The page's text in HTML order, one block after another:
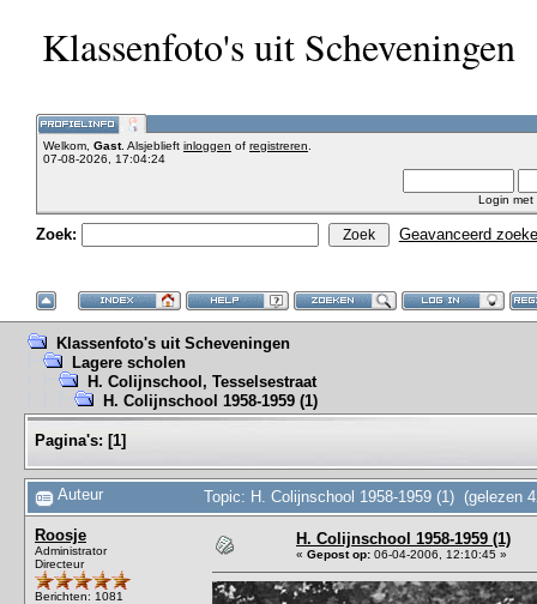
Klassenfoto's uit Scheveningen
Welkom, Gast. Alsjeblieft inloggen of registreren
07-08-2026, 17:04:24
Login met
Zoek: Geavanceerd
Klassenfoto's uit Scheveningen
Lagere scholen
H. Colijnschool, Tesselsestraat
H. Colijnschool 1958-1959 (1)
Pagina's: [1]
Auteur Topic: H. Colijnschool 1958-1959 (1) (gelezen
Roosje
Administrator
Directeur
Berichten: 1081
H. Colijnschool 1958-1959 (1)
« Gepost op: 06-04-2006, 12:10:45 »